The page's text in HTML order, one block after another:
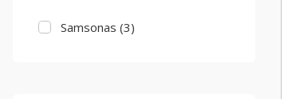
Samsonas (3)